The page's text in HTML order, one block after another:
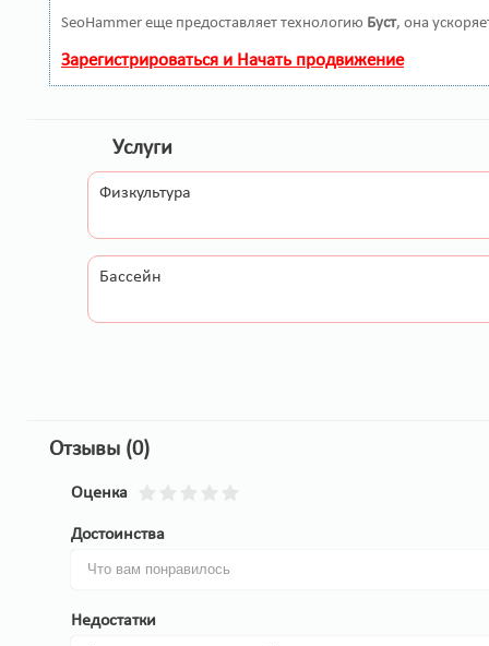
SeoHammer еще предоставляет технологию Буст, она
Зарегистрироваться и Начать продвижение
Услуги
Физкультура
Бассейн
Отзывы (0)
Оценка
Достоинства
Недостатки